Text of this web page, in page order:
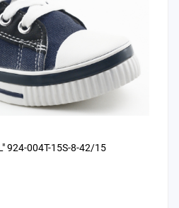
924-004T-15S-8-42/15